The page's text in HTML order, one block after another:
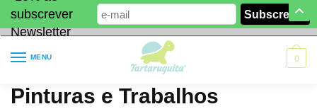
subscrever
Newsletter
MENU 0
Pinturas e Trabalhos